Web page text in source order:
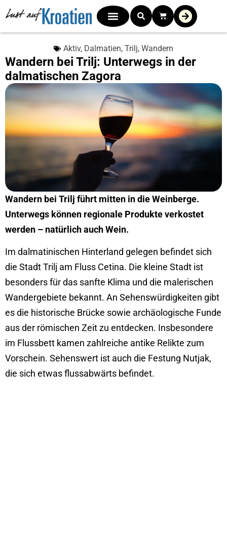
Aktiv, Dalmatien, Trilj, Wandern
Wandern bei Trilj: Unterwegs in der
dalmatischen Zagora
Wandern bei Trilj führt mitten in die Weinberge.
Unterwegs können regionale Produkte verkostet
werden – natürlich auch Wein.
Im dalmatinischen Hinterland gelegen befindet sich
die Stadt Trilj am Fluss Cetina. Die kleine Stadt ist
besonders für das sanfte Klima und die malerischen
Wandergebiete bekannt. An Sehenswürdigkeiten gibt
es die historische Brücke sowie archäologische Funde
aus der römischen Zeit zu entdecken. Insbesondere
im Flussbett kamen zahlreiche antike Relikte zum
Vorschein. Sehenswert ist auch die Festung Nutjak,
die sich etwas flussabwärts befindet.